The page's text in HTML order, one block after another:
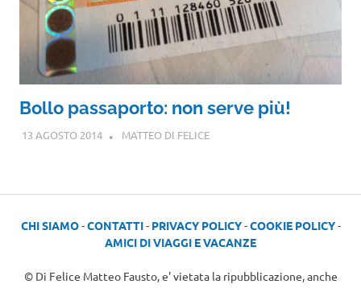
Bollo passaporto: non serve più!
13 AGOSTO 2014 MATTEO DI FELICE
CHI SIAMO-CONTATTI- PRIVACY POLICY-COOKIE POLICY-
AMICI DI VIAGGI E VACANZE
© Di Felice Matteo Fausto, e' vietata la ripubblicazione, anche